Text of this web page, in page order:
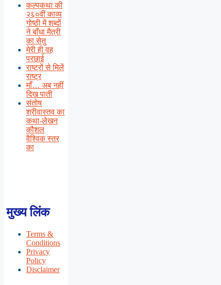
कल्पकथा की
२६०वीं काव्य
गोष्ठी में शब्दों
ने बाँधा मैत्री
का सेतु
मेरी ही वह
परछाई
राष्ट्रों से मिलें
राष्ट्र
माँ… अब नहीं
दिख पाती
संतोष
श्रीवास्तव का
कथा-लेखन
कौशल
वैश्विक स्तर
का
मुख्य लिंक
Terms &
Conditions
Privacy
Policy
Disclaimer